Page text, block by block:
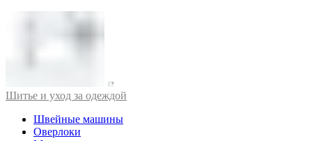
Шитье и уход за одеждой
Швейные машины
Оверлоки